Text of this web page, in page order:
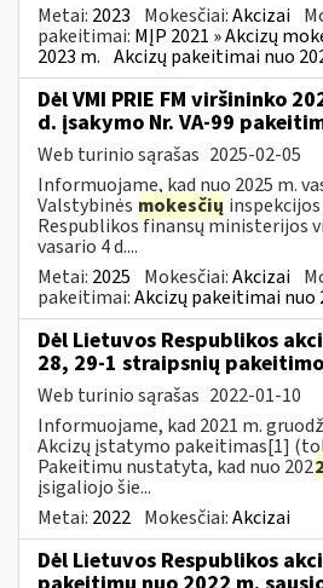
Metai: 2023 Mokesčiai:Akcizai
pakeitimai: MĮP 2021 » Akcizų
2023 m. Akcizų pakeitimai nuo
Dėl VMI PRIE FM viršininko
d. įsakymo Nr. VA-99
Web turinio sąrašas 2025-02-05
Informuojame, kad nuo 2025 m.
Valstybinės mokesčių
Respublikos finansų ministerijos
vasario 4 d....
Metai: 2025 Mokesčiai:Akcizai
pakeitimai:Akcizų pakeitimai nuo
Dėl Lietuvos Respublikos
28, 29-1 straipsnių pakeitimo
Web turinio sąrašas 2022-01-10
Informuojame, kad 2021 m.
Akcizų įstatymo pakeitimas[1]
Pakeitimu nustatyta, kad nuo 2022
įsigaliojo šie...
Metai: 2022 Mokesčiai:Akcizai
Dėl Lietuvos Respublikos